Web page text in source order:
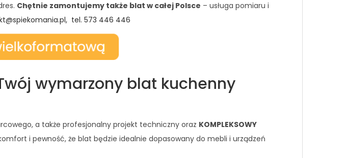
Chętnie zamontujemy także blat w całej Polsce – usługa pomiaru i
tel. 573 446 446
wymarzony blat kuchenny
a także profesjonalny projekt techniczny oraz KOMPLEKSOWY
i pewność, że blat będzie idealnie dopasowany do mebli i urządzeń